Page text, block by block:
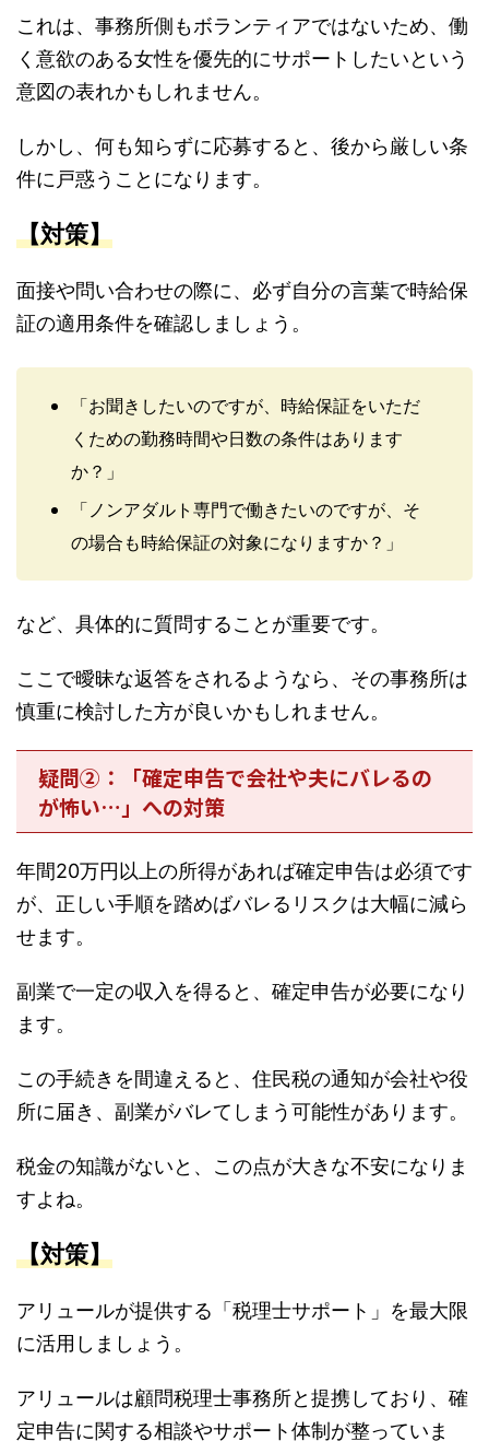
これは、事務所側もボランティアではないため、働
く意欲のある女性を優先的にサポートしたいという
意図の表れかもしれません。
しかし、何も知らずに応募すると、後から厳しい条
件に戸惑うことになります。
【対策】
面接や問い合わせの際に、必ず自分の言葉で時給保
証の適用条件を確認しましょう。
「お聞きしたいのですが、時給保証をいただ
くための勤務時間や日数の条件はあります
か？」
「ノンアダルト専門で働きたいのですが、そ
の場合も時給保証の対象になりますか？」
など、具体的に質問することが重要です。
ここで曖昧な返答をされるようなら、その事務所は
慎重に検討した方が良いかもしれません。
疑問②：「確定申告で会社や夫にバレるの
が怖い…」への対策
年間20万円以上の所得があれば確定申告は必須です
が、正しい手順を踏めばバレるリスクは大幅に減ら
せます。
副業で一定の収入を得ると、確定申告が必要になり
ます。
この手続きを間違えると、住民税の通知が会社や役
所に届き、副業がバレてしまう可能性があります。
税金の知識がないと、この点が大きな不安になりま
すよね。
【対策】
アリュールが提供する「税理士サポート」を最大限
に活用しましょう。
アリュールは顧問税理士事務所と提携しており、確
定申告に関する相談やサポート体制が整っていま